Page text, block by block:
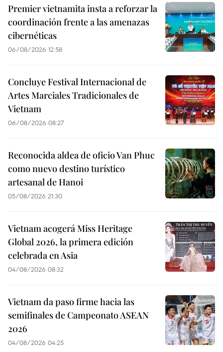
Premier vietnamita insta a reforzar la
coordinación frente a las amenazas
cibernéticas
06/08/2026 12:58
Concluye Festival Internacional de
Artes Marciales Tradicionales de
Vietnam
06/08/2026 08:27
Reconocida aldea de oficio Van Phuc
como nuevo destino turístico
artesanal de Hanoi
05/08/2026 21:30
Vietnam acogerá Miss Heritage
Global 2026, la primera edición
celebrada en Asia
04/08/2026 08:32
Vietnam da paso firme hacia las
semifinales de Campeonato ASEAN
2026
04/08/2026 04:25